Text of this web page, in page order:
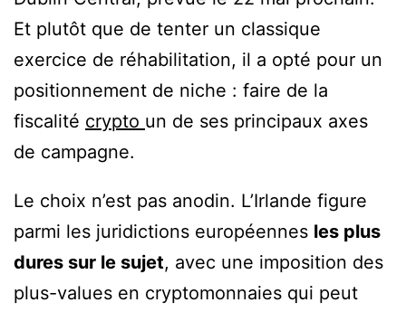
Et plutôt que de tenter un classique
exercice de réhabilitation, il a opté pour un
positionnement de niche : faire de la
fiscalité crypto un de ses principaux axes
de campagne.
Le choix n’est pas anodin. L’Irlande figure
parmi les juridictions européennes les plus
dures sur le sujet, avec une imposition des
plus-values en cryptomonnaies qui peut